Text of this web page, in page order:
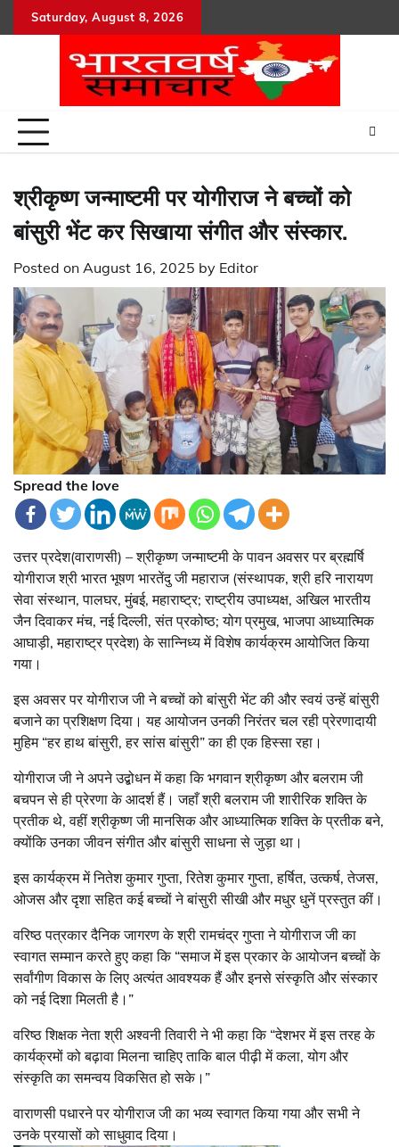
to
Saturday, August 8, 2026
श्रीकृष्ण जन्माष्टमी पर योगीराज ने बच्चों को
बांसुरी भेंट कर सिखाया संगीत और संस्कार.
Posted on August 16, 2025 by Editor
Spread the love
उत्तर प्रदेश(वाराणसी) – श्रीकृष्ण जन्माष्टमी के पावन अवसर पर ब्रह्मर्षि
योगीराज श्री भारत भूषण भारतेंदु जी महाराज (संस्थापक, श्री हरि नारायण
सेवा संस्थान, पालघर, मुंबई, महाराष्ट्र; राष्ट्रीय उपाध्यक्ष, अखिल भारतीय
जैन दिवाकर मंच, नई दिल्ली, संत प्रकोष्ठ; योग प्रमुख, भाजपा आध्यात्मिक
आघाड़ी, महाराष्ट्र प्रदेश) के सान्निध्य में विशेष कार्यक्रम आयोजित किया
गया।
इस अवसर पर योगीराज जी ने बच्चों को बांसुरी भेंट की और स्वयं उन्हें बांसुरी
बजाने का प्रशिक्षण दिया। यह आयोजन उनकी निरंतर चल रही प्रेरणादायी
मुहिम “हर हाथ बांसुरी, हर सांस बांसुरी” का ही एक हिस्सा रहा।
योगीराज जी ने अपने उद्बोधन में कहा कि भगवान श्रीकृष्ण और बलराम जी
बचपन से ही प्रेरणा के आदर्श हैं। जहाँ श्री बलराम जी शारीरिक शक्ति के
प्रतीक थे, वहीं श्रीकृष्ण जी मानसिक और आध्यात्मिक शक्ति के प्रतीक बने,
क्योंकि उनका जीवन संगीत और बांसुरी साधना से जुड़ा था।
इस कार्यक्रम में नितेश कुमार गुप्ता, रितेश कुमार गुप्ता, हर्षित, उत्कर्ष, तेजस,
ओजस और दृशा सहित कई बच्चों ने बांसुरी सीखी और मधुर धुनें प्रस्तुत कीं।
वरिष्ठ पत्रकार दैनिक जागरण के श्री रामचंद्र गुप्ता ने योगीराज जी का
स्वागत सम्मान करते हुए कहा कि “समाज में इस प्रकार के आयोजन बच्चों के
सर्वांगीण विकास के लिए अत्यंत आवश्यक हैं और इनसे संस्कृति और संस्कार
को नई दिशा मिलती है।”
वरिष्ठ शिक्षक नेता श्री अश्वनी तिवारी ने भी कहा कि “देशभर में इस तरह के
कार्यक्रमों को बढ़ावा मिलना चाहिए ताकि बाल पीढ़ी में कला, योग और
संस्कृति का समन्वय विकसित हो सके।”
वाराणसी पधारने पर योगीराज जी का भव्य स्वागत किया गया और सभी ने
उनके प्रयासों को साधुवाद दिया।